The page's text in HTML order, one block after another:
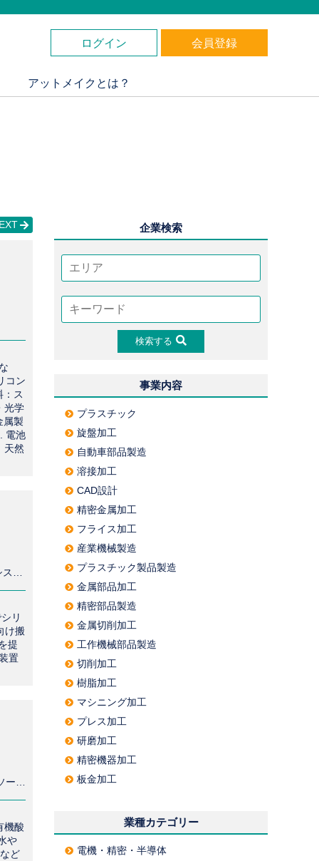
ログイン 会員登録
アットメイクとは？
コン
：ス
光学
属製
電池
天然
リ
け搬
提
置
機酸
や
ど
企業検索
検索する
事業内容
プラスチック
旋盤加工
自動車部品製造
溶接加工
CAD設計
精密金属加工
フライス加工
産業機械製造
プラスチック製品製造
金属部品加工
精密部品製造
金属切削加工
工作機械部品製造
切削加工
樹脂加工
マシニング加工
プレス加工
研磨加工
精密機器加工
板金加工
業種カテゴリー
電機・精密・半導体